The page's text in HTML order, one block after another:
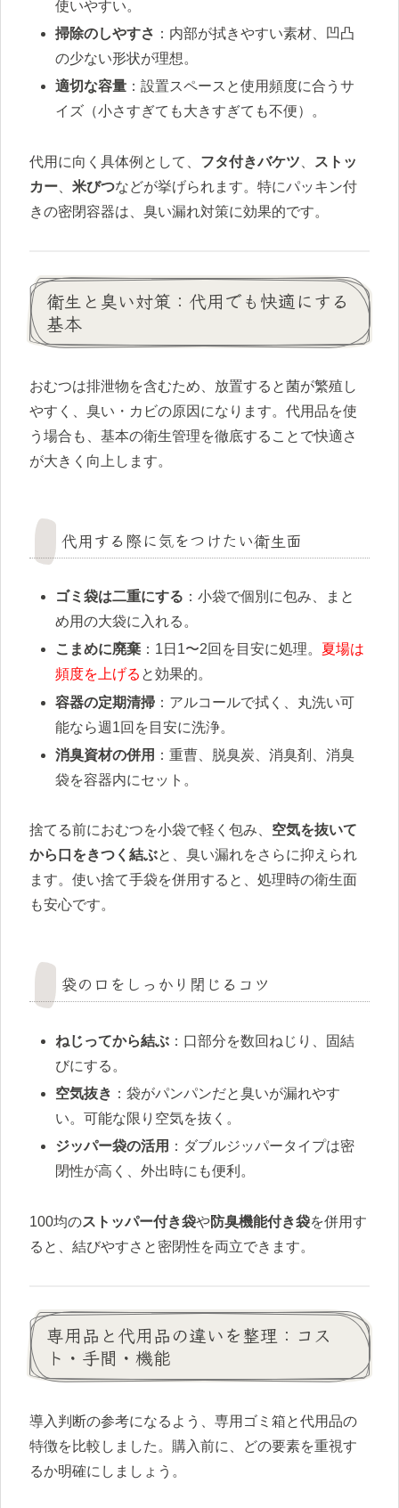
使いやすい。
掃除のしやすさ ：内部が拭きやすい素材、凹凸
の少ない形状が理想。
適切な容量 ：設置スペースと使用頻度に合うサ
イズ（小さすぎても大きすぎても不便）。
代用に向く具体例として、 フタ付きバケツ
ストッ
カー
米びつなどが挙げられます。特にパッキン付
きの密閉容器は、臭い漏れ対策に効果的です。
衛生と臭い対策：代用でも快適にする
基本
おむつは排泄物を含むため、放置すると菌が繁殖し
やすく、臭い・カビの原因になります。代用品を使
う場合も、基本の衛生管理を徹底することで快適さ
が大きく向上します。
代用する際に気をつけたい衛生面
ゴミ袋は二重にする ：小袋で個別に包み、まと
め用の大袋に入れる。
こまめに廃棄 ：1日1〜2回を目安に処理。 夏場は
頻度を上げる と効果的。
容器の定期清掃 ：アルコールで拭く、丸洗い可
能なら週1回を目安に洗浄。
消臭資材の併用 ：重曹、脱臭炭、消臭剤、消臭
袋を容器内にセット。
捨てる前におむつを小袋で軽く包み、 空気を抜いて
から口をきつく結ぶと、臭い漏れをさらに抑えられ
ます。使い捨て手袋を併用すると、処理時の衛生面
も安心です。
袋の口をしっかり閉じるコツ
ねじってから結ぶ ：口部分を数回ねじり、固結
びにする。
空気抜き ：袋がパンパンだと臭いが漏れやす
い。可能な限り空気を抜く。
ジッパー袋の活用 ：ダブルジッパータイプは密
閉性が高く、外出時にも便利。
100均のストッパー付き袋や防臭機能付き袋を併用す
ると、結びやすさと密閉性を両立できます。
専用品と代用品の違いを整理：コス
ト・手間・機能
導入判断の参考になるよう、専用ゴミ箱と代用品の
特徴を比較しました。購入前に、どの要素を重視す
るか明確にしましょう。